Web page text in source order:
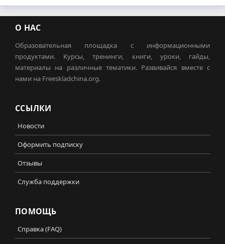
О НАС
Образовательная площадка с информационными
продуктами. Курсы, тренинги, книги, уроки, гайды,
материалы на различные тематики. Развивайся вместе с
нами на Freeskladchina.org.
ССЫЛКИ
Новости
Оформить подписку
Отзывы
Служба поддержки
ПОМОЩЬ
Справка (FAQ)